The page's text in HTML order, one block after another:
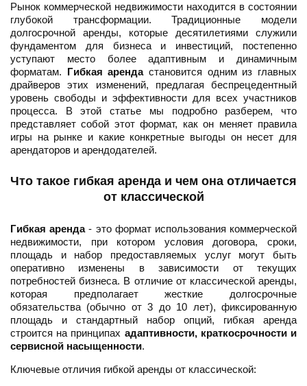
Рынок коммерческой недвижимости находится в состоянии
глубокой трансформации. Традиционные модели
долгосрочной аренды, которые десятилетиями служили
фундаментом для бизнеса и инвестиций, постепенно
уступают место более адаптивным и динамичным
форматам. Гибкая арендастановится одним из главных
драйверов этих изменений, предлагая беспрецедентный
уровень свободы и эффективности для всех участников
процесса. В этой статье мы подробно разберем, что
представляет собой этот формат, как он меняет правила
игры на рынке и какие конкретные выгоды он несет для
арендаторов и арендодателей.
Что такое гибкая аренда и чем она отличается
от классической
Гибкая аренда- это формат использования коммерческой
недвижимости, при котором условия договора, сроки,
площадь и набор предоставляемых услуг могут быть
оперативно изменены в зависимости от текущих
потребностей бизнеса. В отличие от классической аренды,
которая предполагает жесткие долгосрочные
обязательства (обычно от 3 до 10 лет), фиксированную
площадь и стандартный набор опций, гибкая аренда
строится на принципах адаптивности, краткосрочности и
сервисной насыщенности.
Ключевые отличия гибкой аренды от классической: